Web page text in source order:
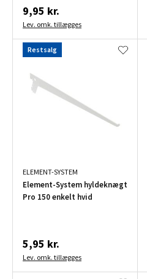
9,95 kr.
Lev. omk. tillægges
Restsalg
ELEMENT-SYSTEM
Element-System hyldeknægt
Pro 150 enkelt hvid
5,95 kr.
Lev. omk. tillægges